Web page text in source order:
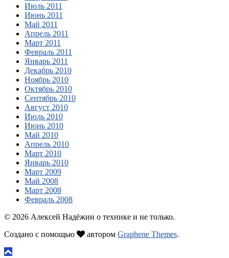
Июль 2011
Июнь 2011
Май 2011
Апрель 2011
Март 2011
Февраль 2011
Январь 2011
Декабрь 2010
Ноябрь 2010
Октябрь 2010
Сентябрь 2010
Август 2010
Июль 2010
Июнь 2010
Май 2010
Апрель 2010
Март 2010
Январь 2010
Март 2009
Май 2008
Март 2008
Февраль 2008
© 2026 Алексей Надёжин о технике и не только.
Создано с помощью
автором Graphene Themes.